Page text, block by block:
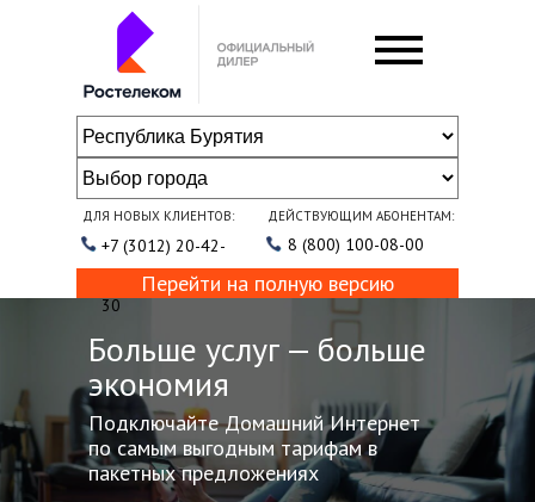
8 (800) 100-08-00
ДЕЙСТВУЮЩИМ АБОНЕНТАМ:
ДЛЯ НОВЫХ КЛИЕНТОВ:
Перейти на полную версию
Больше услуг — больше
экономия
+7 (3012) 20-42-
30
Подключайте Домашний Интернет
по самым выгодным тарифам в
пакетных предложениях